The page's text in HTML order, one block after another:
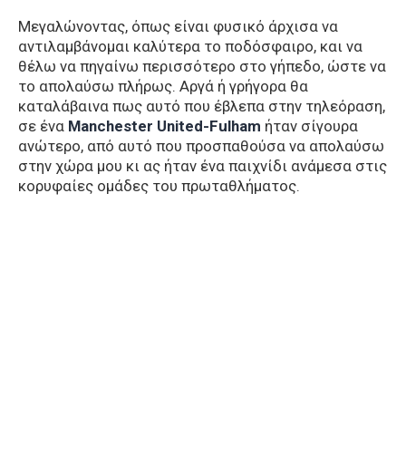
Μεγαλώνοντας, όπως είναι φυσικό άρχισα να
αντιλαμβάνομαι καλύτερα το ποδόσφαιρο, και να
θέλω να πηγαίνω περισσότερο στο γήπεδο, ώστε να
το απολαύσω πλήρως. Αργά ή γρήγορα θα
καταλάβαινα πως αυτό που έβλεπα στην τηλεόραση,
σε ένα Manchester United-Fulham ήταν σίγουρα
ανώτερο, από αυτό που προσπαθούσα να απολαύσω
στην χώρα μου κι ας ήταν ένα παιχνίδι ανάμεσα στις
κορυφαίες ομάδες του πρωταθλήματος.